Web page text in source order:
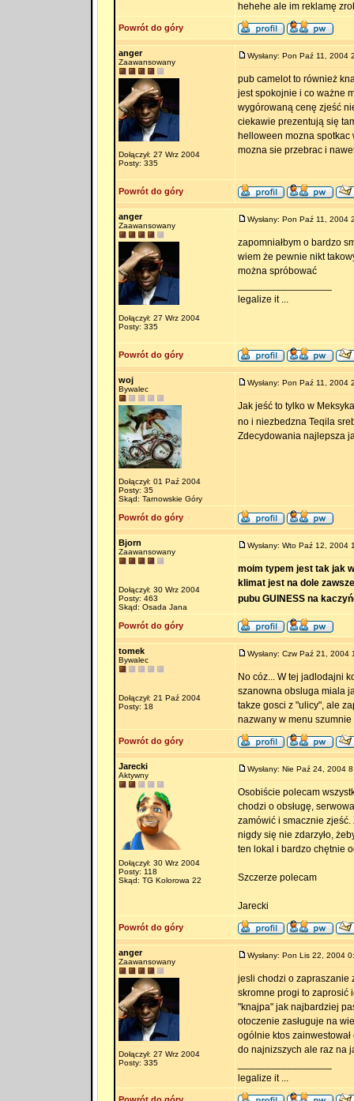
hehehe ale im reklamę
Powrót do góry
anger
Zaawansowany
Dołączył: 27 Wrz 2004
Posty: 335
Wysłany: Pon Paź 11, 2004
pub camelot to również
jest spokojnie i co ważne
wygórowaną cenę zjeść
ciekawie prezentują się
helloween mozna spotkac
mozna sie przebrac i
Powrót do góry
anger
Zaawansowany
Dołączył: 27 Wrz 2004
Posty: 335
Wysłany: Pon Paź 11, 2004
zapomniałbym o bardzo
wiem że pewnie nikt
można spróbować
legalize it ...
Powrót do góry
woj
Bywalec
Dołączył: 01 Paź 2004
Posty: 35
Skąd: Tarnowskie Góry
Wysłany: Pon Paź 11, 2004
Jak jeść to tylko w
no i niezbedzna Teqila
Zdecydowania najlepsza
Powrót do góry
Bjorn
Zaawansowany
Dołączył: 30 Wrz 2004
Posty: 463
Skąd: Osada Jana
Wysłany: Wto Paź 12, 2004
moim typem jest tak jak
klimat jest na dole
pubu GUINESS na
Powrót do góry
tomek
Bywalec
Dołączył: 21 Paź 2004
Posty: 18
Wysłany: Czw Paź 21, 2004
No cóz... W tej jadlodajni
szanowna obsluga miala
takze gosci z "ulicy", ale
nazwany w menu
Powrót do góry
Jarecki
Aktywny
Dołączył: 30 Wrz 2004
Posty: 118
Skąd: TG Kolorowa 22
Wysłany: Nie Paź 24, 2004
Osobiście polecam
chodzi o obsługę,
zamówić i smacznie
nigdy się nie zdarzyło,
ten lokal i bardzo chętnie
Szczerze polecam
Jarecki
Powrót do góry
anger
Zaawansowany
Dołączył: 27 Wrz 2004
Posty: 335
Wysłany: Pon Lis 22, 2004
jesli chodzi o zapraszanie
skromne progi to zaprosić
"knajpa" jak najbardziej
otoczenie zasługuje na
ogólnie ktos
do najnizszych ale raz na
legalize it ...